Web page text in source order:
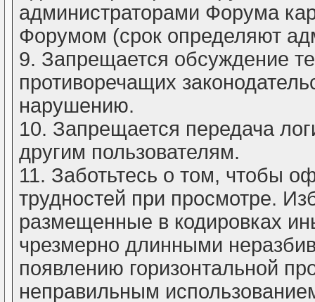
администраторами Форума
Форумом (срок определяют
9. Запрещается обсуждение
противоречащих
нарушению.
10. Запрещается передача
другим пользователям.
11. Заботьтесь о том, чтобы
трудностей при просмотре.
размещенные в кодировках
чрезмерно длинными
появлению горизонтальной
неправильным